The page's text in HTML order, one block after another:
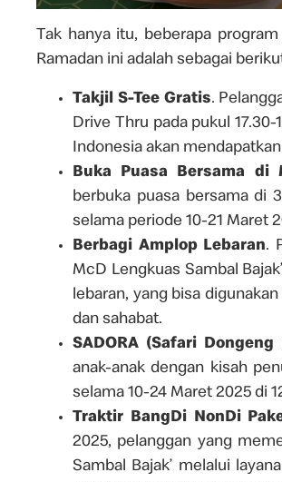
Tak hanya itu, beberapa
Ramadan ini adalah sebagai
Takjil S-Tee Gratis.
Drive Thru pada pukul
Indonesia akan
Buka Puasa Bersama di
berbuka puasa bersama di
selama periode 10-21 Maret
Berbagi Amplop Lebaran.
McD Lengkuas Sambal
lebaran, yang bisa
dan sahabat.
SADORA (Safari Dongeng
anak-anak dengan kisah
selama 10-24 Maret 2025 di
Traktir BangDi NonDi
2025, pelanggan yang
Sambal Bajak’ melalui